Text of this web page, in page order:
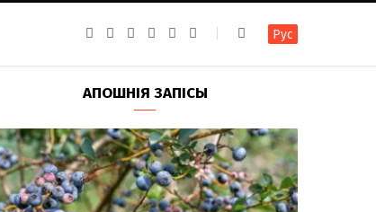
b
o
k
a
g
a
m
g
r
a
m
u
b
т
а
т
е
Рус
АПОШНІЯ ЗАПІСЫ